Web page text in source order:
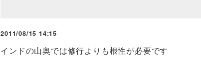
2011/08/15 14:15
インドの山奥では修行よりも根性が必要です